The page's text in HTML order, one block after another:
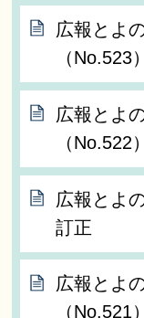
広報とよ
（No.523）
広報とよ
（No.522）
広報とよ
訂正
広報とよ
（No.521）